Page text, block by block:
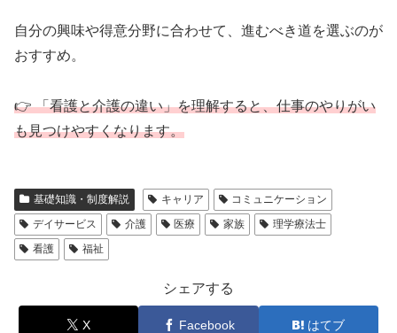
自分の興味や得意分野に合わせて、進むべき道を選ぶのが
おすすめ。
👉 「看護と介護の違い」を理解すると、仕事のやりがい
も見つけやすくなります。
基礎知識・制度解説 キャリア
コミュニケーション
デイサービス
介護 医療 家族
理学療法士
看護
福祉
シェアする
X Facebook はてブ